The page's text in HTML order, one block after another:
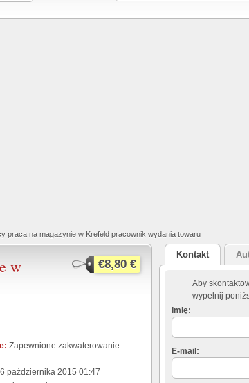
praca na magazynie w Krefeld pracownik wydania towaru
€8,80 €
w
Zapewnione zakwaterowanie
6 października 2015 01:47
Kontakt
Aby
wypełnij
Imię:
E-mail: